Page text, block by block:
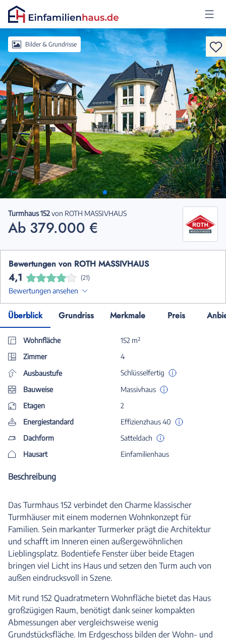
AnmeldenBilder & Grundrisse
Turmhaus 152von ROTH MASSIVHAUS
Ab 379.000 €
Bewertungen von ROTH MASSIVHAUS
4,1 (21)
Bewertungen ansehen
Überblick Grundriss Merkmale Preis
Wohnfläche
152 m²
Zimmer
4
Ausbaustufe
Schlüsselfertig
Bauweise
Massivhaus
Etagen
2
Energiestandard
Effizienzhaus 40
Dachform
Satteldach
Hausart
Einfamilienhaus
Beschreibung
Das Turmhaus 152 verbindet den Charme klassischer
Turmhäuser mit einem modernen Wohnkonzept für
Familien. Sein markanter Turmerker prägt die Architektur
und schafft im Inneren einen außergewöhnlichen
Lieblingsplatz. Bodentiefe Fenster über beide Etagen
bringen viel Licht ins Haus und setzen den Turm auch von
außen eindrucksvoll in Szene.
Mit rund 152 Quadratmetern Wohnfläche bietet das Haus
großzügigen Raum, benötigt dank seiner kompakten
Abmessungen aber vergleichsweise wenig
Grundstücksfläche. Im Erdgeschoss bilden der Wohn- und